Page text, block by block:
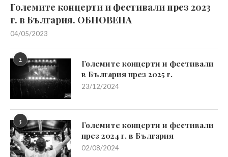
Големите концерти и фестивали през 2023
г. в България. ОБНОВЕНА
04/05/2023
2
Големите концерти и фестивали
в България през 2025 г.
23/12/2024
3
Големите концерти и фестивали
през 2024 г. в България
02/08/2024